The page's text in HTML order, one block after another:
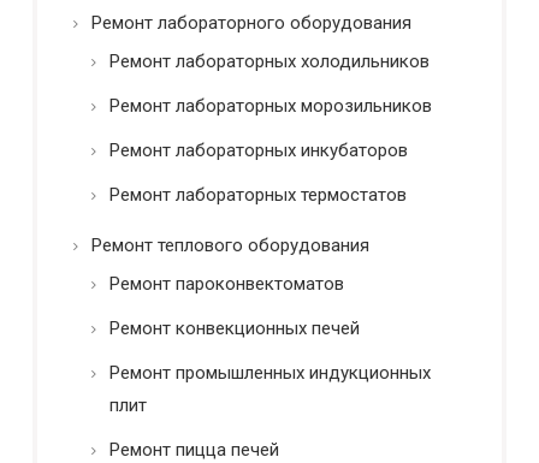
Ремонт лабораторного оборудования
Ремонт лабораторных холодильников
Ремонт лабораторных морозильников
Ремонт лабораторных инкубаторов
Ремонт лабораторных термостатов
Ремонт теплового оборудования
Ремонт пароконвектоматов
Ремонт конвекционных печей
Ремонт промышленных индукционных
плит
Ремонт пицца печей